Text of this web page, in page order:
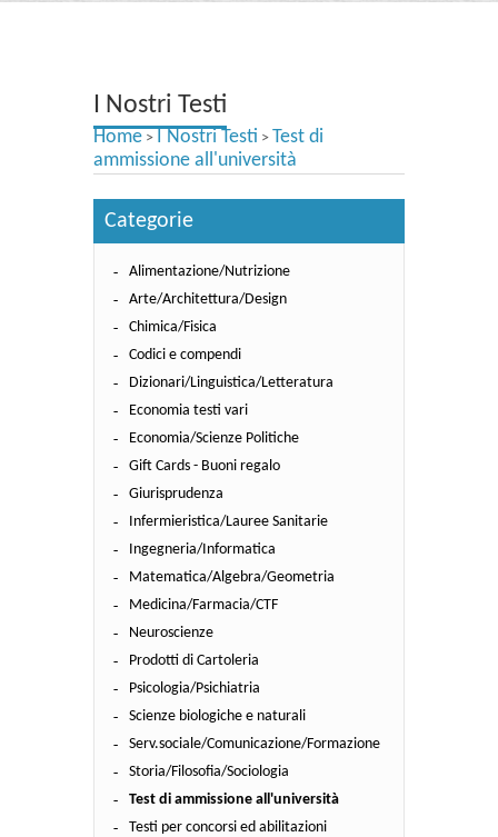
Testi scolastici
Carta Cultura e Carta del Merito - Carta Docente
I Nostri Testi
Home > I Nostri Testi > Test di
ammissione all'università
Categorie
Alimentazione/Nutrizione
Arte/Architettura/Design
Chimica/Fisica
Codici e compendi
Dizionari/Linguistica/Letteratura
Economia testi vari
Economia/Scienze Politiche
Gift Cards - Buoni regalo
Giurisprudenza
Infermieristica/Lauree Sanitarie
Ingegneria/Informatica
Matematica/Algebra/Geometria
Medicina/Farmacia/CTF
Neuroscienze
Prodotti di Cartoleria
Psicologia/Psichiatria
Scienze biologiche e naturali
Serv.sociale/Comunicazione/Formazione
Storia/Filosofia/Sociologia
Test di ammissione all'università
Testi per concorsi ed abilitazioni